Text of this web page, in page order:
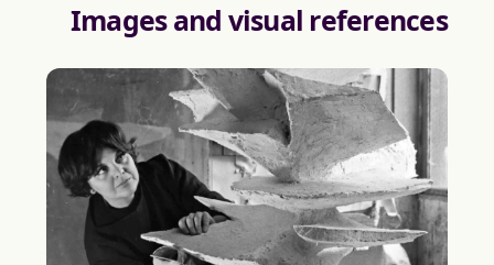
Images and visual references